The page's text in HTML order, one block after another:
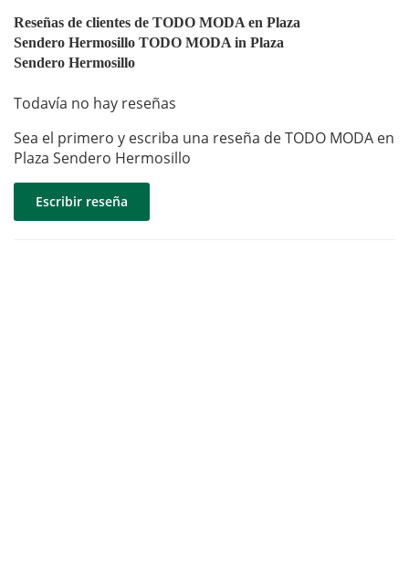
Reseñas de clientes de TODO MODA en Plaza
Sendero Hermosillo TODO MODA in Plaza
Sendero Hermosillo
Todavía no hay reseñas
Sea el primero y escriba una reseña de TODO MODA en
Plaza Sendero Hermosillo
Escribir reseña